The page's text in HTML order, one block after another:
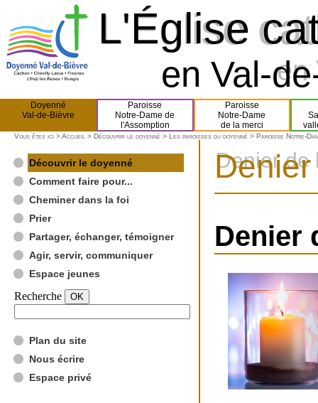
L'Église
L'Église
en
en Val-
Doyenné
Val-de-Bièvre
Paroisse
Notre-Dame de
l'Assomption
Paroisse
Notre-Dame
de la merci
Vous êtes ici >Accueil > Découvrir le doyenné > Les paroisses du doyenné > Paroisse Notre-
Découvrir le doyenné
Comment faire pour...
Cheminer dans la foi
Prier
Partager, échanger, témoigner
Agir, servir, communiquer
Espace jeunes
Recherche
Plan du site
Nous écrire
Espace privé
Denier de
Denier
Denier